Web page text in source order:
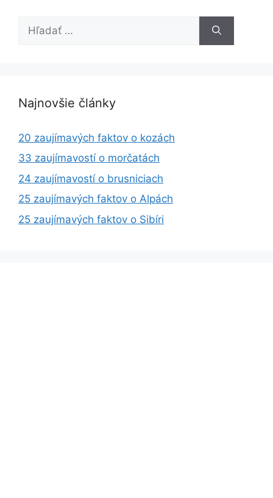
Najnovšie články
20 zaujímavých faktov o kozách
33 zaujímavostí o morčatách
24 zaujímavostí o brusniciach
25 zaujímavých faktov o Alpách
25 zaujímavých faktov o Sibíri